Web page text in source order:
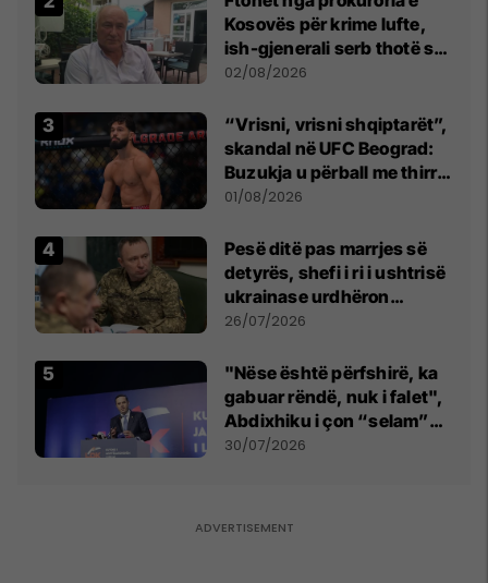
Kosovës për krime lufte,
ish-gjenerali serb thotë se
dikush e tradhtoi në
02/08/2026
“Vrisni, vrisni shqiptarët”,
skandal në UFC Beograd:
Buzukja u përball me thirrje
anti-shqiptare nga
01/08/2026
Pesë ditë pas marrjes së
detyrës, shefi i ri i ushtrisë
ukrainase urdhëron
kontroll të madh
26/07/2026
"Nëse është përfshirë, ka
gabuar rëndë, nuk i falet",
Abdixhiku i çon “selam”
Përparim Ramës
30/07/2026